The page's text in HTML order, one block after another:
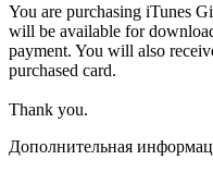
You are purchasing iTunes
will be available for
payment. You will also
purchased card.
Thank you.
Дополнительная